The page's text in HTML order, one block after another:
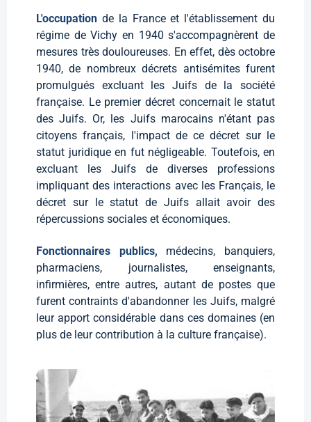
L'occupation de la France et l'établissement du
régime de Vichy en 1940 s'accompagnèrent de
mesures très douloureuses. En effet, dès octobre
1940, de nombreux décrets antisémites furent
promulgués excluant les Juifs de la société
française. Le premier décret concernait le statut
des Juifs. Or, les Juifs marocains n'étant pas
citoyens français, l'impact de ce décret sur le
statut juridique en fut négligeable. Toutefois, en
excluant les Juifs de diverses professions
impliquant des interactions avec les Français, le
décret sur le statut de Juifs allait avoir des
répercussions sociales et économiques.
Fonctionnaires publics, médecins, banquiers,
pharmaciens, journalistes, enseignants,
infirmières, entre autres, autant de postes que
furent contraints d'abandonner les Juifs, malgré
leur apport considérable dans ces domaines (en
plus de leur contribution à la culture française).